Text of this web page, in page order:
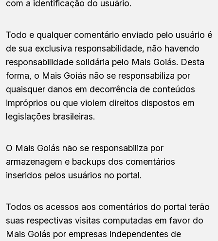
com a identificação do usuário.
Todo e qualquer comentário enviado pelo usuário é
de sua exclusiva responsabilidade, não havendo
responsabilidade solidária pelo Mais Goiás. Desta
forma, o Mais Goiás não se responsabiliza por
quaisquer danos em decorrência de conteúdos
impróprios ou que violem direitos dispostos em
legislações brasileiras.
O Mais Goiás não se responsabiliza por
armazenagem e backups dos comentários
inseridos pelos usuários no portal.
Todos os acessos aos comentários do portal terão
suas respectivas visitas computadas em favor do
Mais Goiás por empresas independentes de